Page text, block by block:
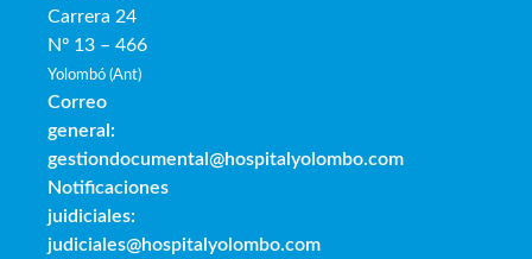
Carrera 24
Nº 13 – 466
Yolombó (Ant)
Correo
general:
gestiondocumental@hospitalyolombo.com
Notificaciones
juidiciales:
judiciales@hospitalyolombo.com